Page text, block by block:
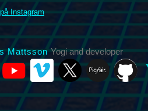
Instagram
MattssonYogi and developer